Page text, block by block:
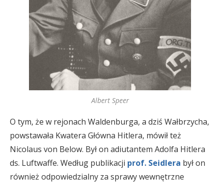
Albert Speer
O tym, że w rejonach Waldenburga, a dziś Wałbrzycha,
powstawała Kwatera Główna Hitlera, mówił też
Nicolaus von Below. Był on adiutantem Adolfa Hitlera
ds. Luftwaffe. Według publikacji prof. Seidlera był on
również odpowiedzialny za sprawy wewnętrzne